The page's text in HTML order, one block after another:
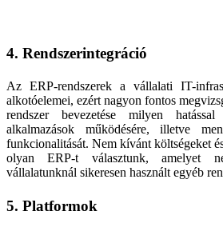
4. Rendszerintegráció
Az ERP-rendszerek a vállalati IT-
alkotóelemei, ezért nagyon fontos
rendszer bevezetése milyen
alkalmazások működésére, illetve
funkcionalitását. Nem kívánt költségeket
olyan ERP-t választunk, amelyet
vállalatunknál sikeresen használt egyéb
5. Platformok